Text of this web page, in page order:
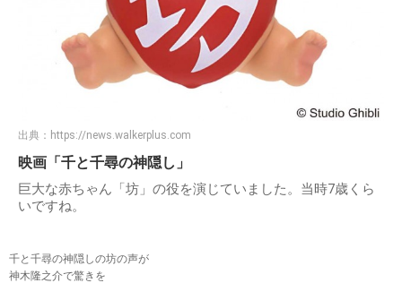
出典： https://news.walkerplus.com
映画「千と千尋の神隠し」
巨大な赤ちゃん「坊」の役を演じていました。当時7歳くら
いですね。
千と千尋の神隠しの坊の声が
神木隆之介で驚きを